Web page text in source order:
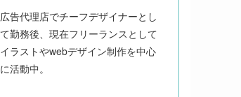
広告代理店でチーフデザイナーとし
て勤務後、現在フリーランスとして
イラストやwebデザイン制作を中心
に活動中。